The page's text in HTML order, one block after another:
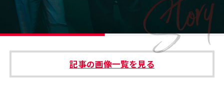
運営会社 プライバシーポリシー
本サイトご利用にあたって Cookie Settings
記事の画像一覧を見る